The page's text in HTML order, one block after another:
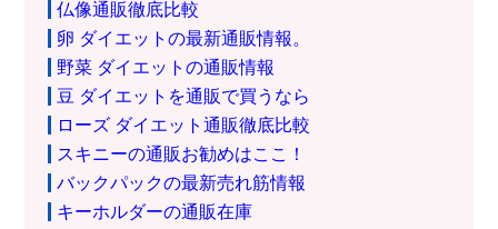
仏像通販徹底比較
卵 ダイエットの最新通販情報。
野菜 ダイエットの通販情報
豆 ダイエットを通販で買うなら
ローズ ダイエット通販徹底比較
スキニーの通販お勧めはここ！
バックパックの最新売れ筋情報
キーホルダーの通販在庫